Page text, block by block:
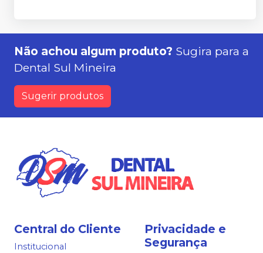
Não achou algum produto? Sugira para a
Dental Sul Mineira
Sugerir produtos
Central do Cliente
Institucional
Privacidade e
Segurança